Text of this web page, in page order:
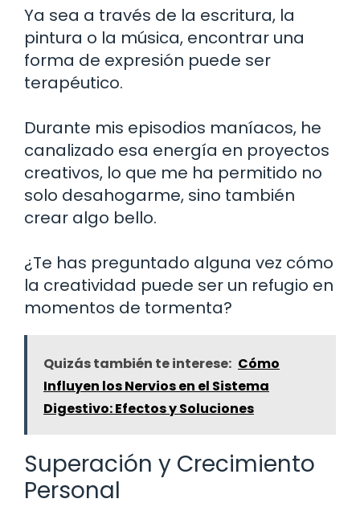
Ya sea a través de la escritura, la
pintura o la música, encontrar una
forma de expresión puede ser
terapéutico.
Durante mis episodios maníacos, he
canalizado esa energía en proyectos
creativos, lo que me ha permitido no
solo desahogarme, sino también
crear algo bello.
¿Te has preguntado alguna vez cómo
la creatividad puede ser un refugio en
momentos de tormenta?
Quizás también te interese: Cómo
Influyen los Nervios en el Sistema
Digestivo: Efectos y Soluciones
Superación y Crecimiento
Personal